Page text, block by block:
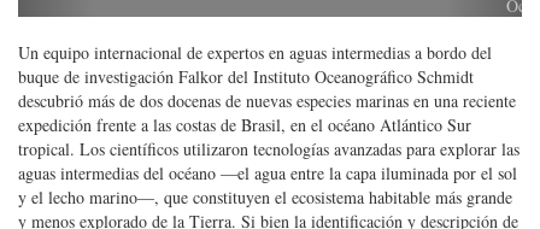
Un equipo internacional de expertos en aguas intermedias a bordo del
buque de investigación Falkor del Instituto Oceanográfico Schmidt
descubrió más de dos docenas de nuevas especies marinas en una reciente
expedición frente a las costas de Brasil, en el océano Atlántico Sur
tropical. Los científicos utilizaron tecnologías avanzadas para explorar las